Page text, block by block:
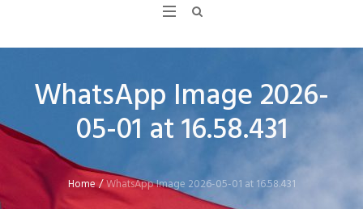
WhatsApp Image 2026-
05-01 at 16.58.431
Home/WhatsApp Image 2026-05-01 at 16.58.431